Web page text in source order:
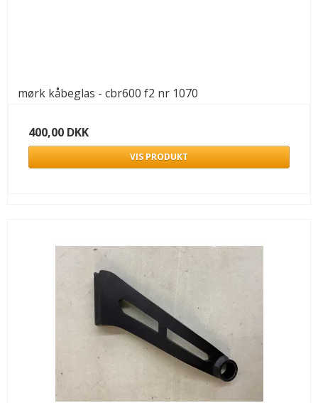
mørk kåbeglas - cbr600 f2 nr 1070
400,00 DKK
VIS PRODUKT